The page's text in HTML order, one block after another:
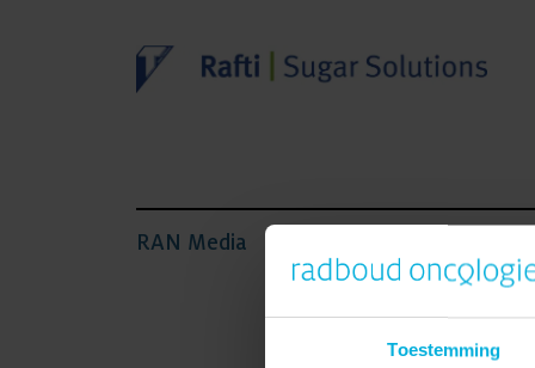
Toestemming
RAN Media